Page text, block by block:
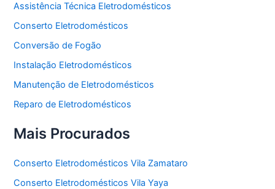
Assistência Técnica Eletrodomésticos
Conserto Eletrodomésticos
Conversão de Fogão
Instalação Eletrodomésticos
Manutenção de Eletrodomésticos
Reparo de Eletrodomésticos
Mais Procurados
Conserto Eletrodomésticos Vila Zamataro
Conserto Eletrodomésticos Vila Yaya